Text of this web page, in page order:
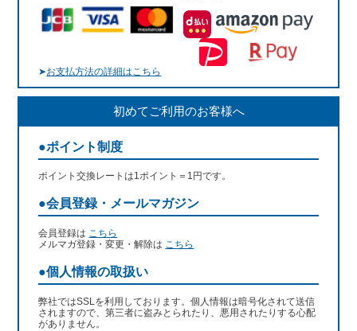
➤お支払方法の詳細はこちら
初めてご利用のお客様へ
●ポイント制度
ポイント交換レートは1ポイント＝1円です。
●会員登録・メールマガジン
会員登録は こちら
メルマガ登録・変更・解除は こちら
●個人情報の取扱い
弊社ではSSLを利用しております。個人情報は暗号化されて送信
されますので、第三者に盗みとられたり、悪用されたりする心配
がありません。